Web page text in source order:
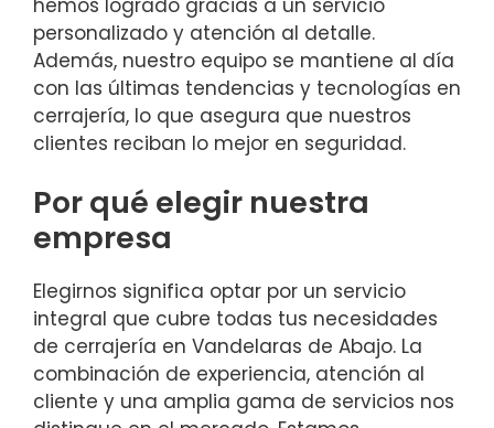
personalizado y atención al detalle.
Además, nuestro equipo se mantiene al día
con las últimas tendencias y tecnologías en
cerrajería, lo que asegura que nuestros
clientes reciban lo mejor en seguridad.
Por qué elegir nuestra
empresa
Elegirnos significa optar por un servicio
integral que cubre todas tus necesidades
de cerrajería en Vandelaras de Abajo. La
combinación de experiencia, atención al
cliente y una amplia gama de servicios nos